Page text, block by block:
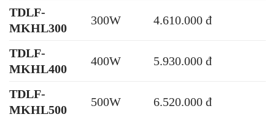
TDLF-
MKHL300
300W 4.610.000 đ
TDLF-
MKHL400
400W 5.930.000 đ
TDLF-
MKHL500
500W 6.520.000 đ